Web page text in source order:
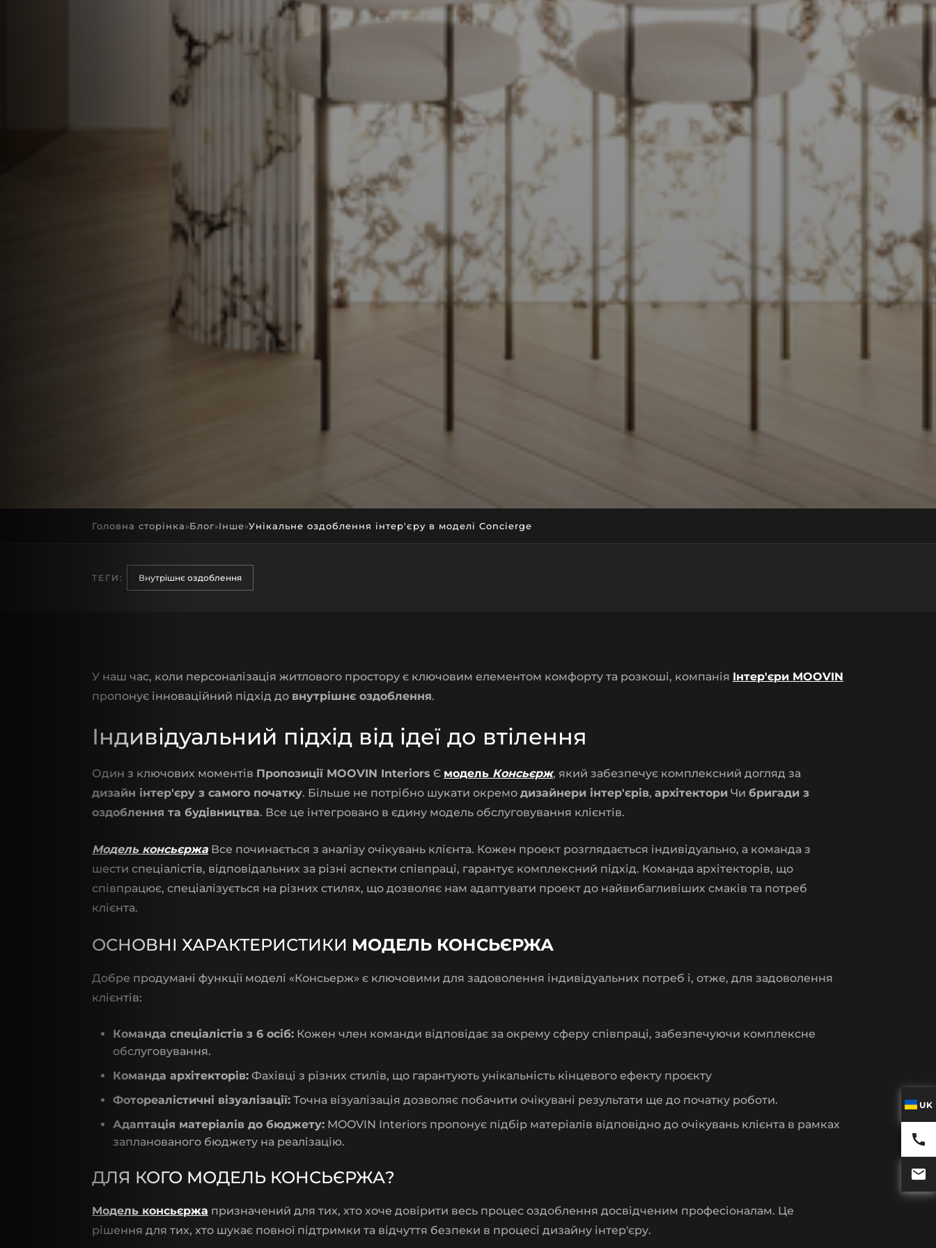
UK
Головна сторінка »Блог»Інше»Унікальне оздоблення інтер'єру в моделі Concierge
ТЕГИ: Внутрішнє оздоблення
У наш час, коли персоналізація житлового простору є ключовим елементом комфорту та розкоші, компанія Інтер'єри MOOVIN
пропонує інноваційний підхід до внутрішнє оздоблення.
Індивідуальний підхід від ідеї до втілення
Один з ключових моментів Пропозиції MOOVIN Interiors Є модель Консьєрж, який забезпечує комплексний догляд за
дизайн інтер'єру з самого початку. Більше не потрібно шукати окремо дизайнери інтер'єрів, архітектори Чи бригади з
оздоблення та будівництва. Все це інтегровано в єдину модель обслуговування клієнтів.
Модель консьєржа Все починається з аналізу очікувань клієнта. Кожен проект розглядається індивідуально, а команда з
шести спеціалістів, відповідальних за різні аспекти співпраці, гарантує комплексний підхід. Команда архітекторів, що
співпрацює, спеціалізується на різних стилях, що дозволяє нам адаптувати проект до найвибагливіших смаків та потреб
клієнта.
ОСНОВНІ ХАРАКТЕРИСТИКИ МОДЕЛЬ КОНСЬЄРЖА
Добре продумані функції моделі «Консьерж» є ключовими для задоволення індивідуальних потреб і, отже, для задоволення
клієнтів:
Команда спеціалістів з 6 осіб: Кожен член команди відповідає за окрему сферу співпраці, забезпечуючи комплексне
обслуговування.
Команда архітекторів: Фахівці з різних стилів, що гарантують унікальність кінцевого ефекту проєкту
Фотореалістичні візуалізації: Точна візуалізація дозволяє побачити очікувані результати ще до початку роботи.
Адаптація матеріалів до бюджету: MOOVIN Interiors пропонує підбір матеріалів відповідно до очікувань клієнта в рамках
запланованого бюджету на реалізацію.
ДЛЯ КОГО МОДЕЛЬ КОНСЬЄРЖА?
Модель консьєржа призначений для тих, хто хоче довірити весь процес оздоблення досвідченим професіоналам. Це
рішення для тих, хто шукає повної підтримки та відчуття безпеки в процесі дизайну інтер'єру.